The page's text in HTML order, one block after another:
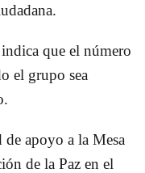
que el número
el grupo sea
apoyo a la Mesa
de la Paz en el